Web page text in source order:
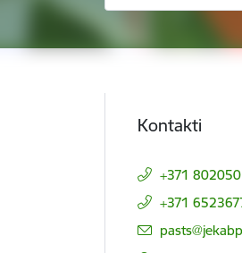
Kontakti
+371
+371
E-pasts: